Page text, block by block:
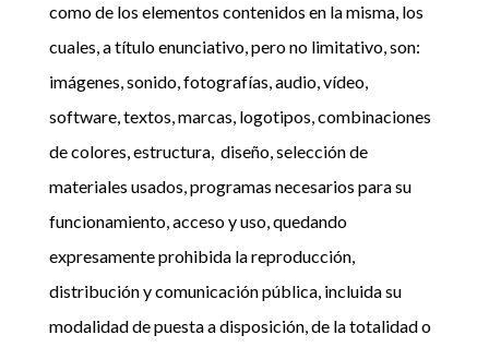
como de los elementos contenidos en la misma, los
cuales, a título enunciativo, pero no limitativo, son:
imágenes, sonido, fotografías, audio, vídeo,
software, textos, marcas, logotipos, combinaciones
de colores, estructura, diseño, selección de
materiales usados, programas necesarios para su
funcionamiento, acceso y uso, quedando
expresamente prohibida la reproducción,
distribución y comunicación pública, incluida su
modalidad de puesta a disposición, de la totalidad o